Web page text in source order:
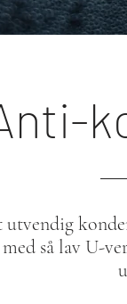
utvendig
så lav U-